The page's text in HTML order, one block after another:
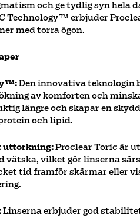
och ge tydlig syn hela
Technology™ erbjuder
med torra ögon.
Den innovativa teknologin
av komforten och
längre och skapar en
och lipid.
uttorkning:Proclear Toric är
vätska, vilket gör linserna
tid framför skärmar eller
Linserna erbjuder god